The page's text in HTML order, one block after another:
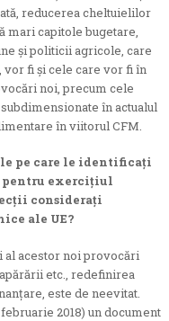
reducerea cheltuielilor
mari capitole bugetare,
și politicii agricole, care
fi și cele care vor fi în
noi, precum cele
în actualul
în viitorul CFM.
pe care le identificați
exercițiul
considerați
ale UE?
al acestor noi provocări
etc., redefinirea
este de neevitat.
2018) un document